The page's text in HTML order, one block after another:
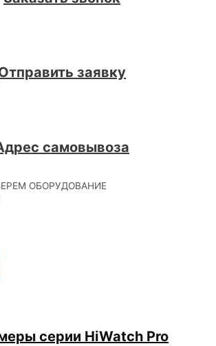
заявку
самовывоза
ОБОРУДОВАНИЕ
серии HiWatch Pro